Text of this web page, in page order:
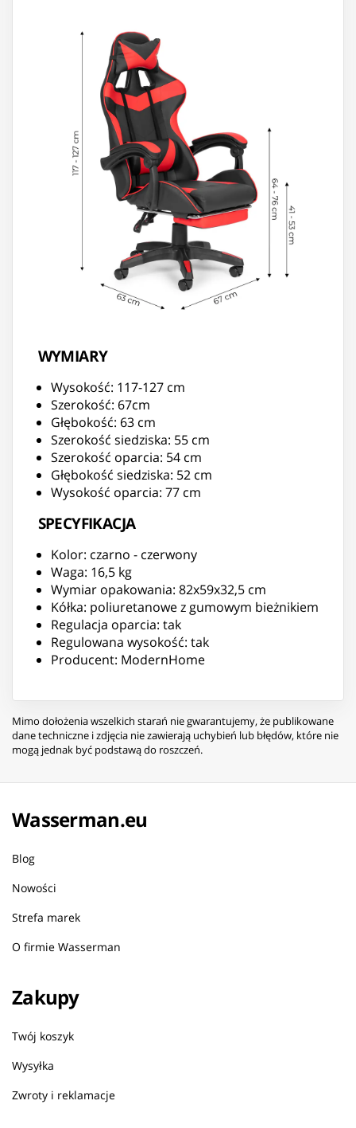
WYMIARY
Wysokość: 117-127 cm
Szerokość: 67cm
Głębokość: 63 cm
Szerokość siedziska: 55 cm
Szerokość oparcia: 54 cm
Głębokość siedziska: 52 cm
Wysokość oparcia: 77 cm
SPECYFIKACJA
Kolor: czarno - czerwony
Waga: 16,5 kg
Wymiar opakowania: 82x59x32,5 cm
Kółka: poliuretanowe z gumowym bieżnikiem
Regulacja oparcia: tak
Regulowana wysokość: tak
Producent: ModernHome
Mimo dołożenia wszelkich starań nie gwarantujemy, że publikowane
dane techniczne i zdjęcia nie zawierają uchybień lub błędów, które nie
mogą jednak być podstawą do roszczeń.
Wasserman.eu
Blog
Nowości
Strefa marek
O firmie Wasserman
Zakupy
Twój koszyk
Wysyłka
Zwroty i reklamacje